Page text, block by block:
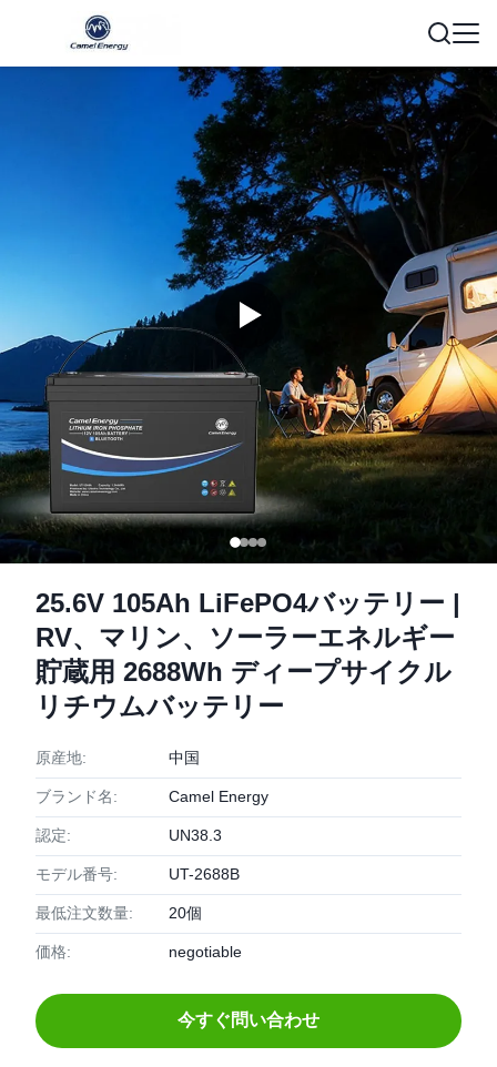
25.6V 105Ah LiFePO4バッテリー |
RV、マリン、ソーラーエネルギー
貯蔵用 2688Wh ディープサイクル
リチウムバッテリー
原産地: 中国
ブランド名: Camel Energy
認定: UN38.3
モデル番号: UT-2688B
最低注文数量: 20個
価格: negotiable
今すぐ問い合わせ